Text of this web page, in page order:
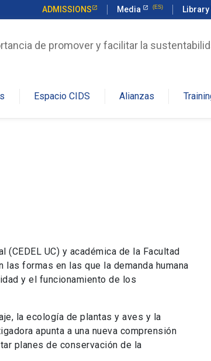
ADMISSIONS Media Library
de promover y facilitar la
Espacio CIDS Alianzas
UC) y académica de la Facultad
formas en las que la demanda humana
y el funcionamiento de los
la ecología de plantas y aves y la
apunta a una nueva comprensión
planes de conservación de la